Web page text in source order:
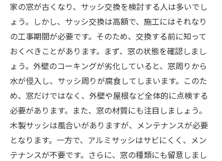
家の窓が古くなり、サッシ交換を検討する人は多いでし
ょう。しかし、サッシ交換は高額で、施工にはそれなり
の工事期間が必要です。そのため、交換する前に知って
おくべきことがあります。まず、窓の状態を確認しまし
ょう。外壁のコーキングが劣化していると、窓周りから
水が侵入し、サッシ周りが腐食してしまいます。このた
め、窓だけではなく、外壁や屋根など全体的に点検する
必要があります。また、窓の材質にも注目しましょう。
木製サッシは風合いがありますが、メンテナンスが必要
となります。一方で、アルミサッシはサビにくく、メン
テナンスが不要です。さらに、窓の種類にも留意しまし